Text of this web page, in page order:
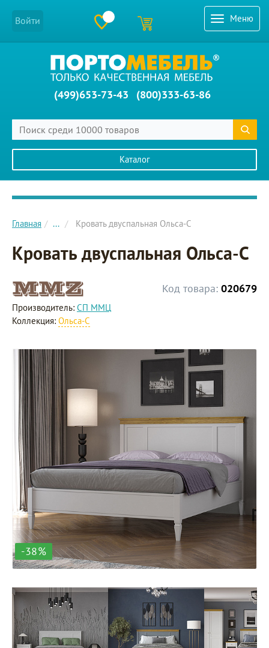
Меню
Войти
(499)653-73-43 (800)333-63-86
Каталог
Главное меню сайта
Главная ... Кровать двуспальная Ольса-С
Кровать двуспальная Ольса-С
Код товара: 020679
Производитель: СП ММЦ
Коллекция: Ольса-С
-38%